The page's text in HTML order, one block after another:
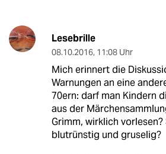
Lesebrille
08.10.2016, 11:08 Uhr
Mich erinnert die
Warnungen an eine
70ern: darf man Kindern
aus der
Grimm, wirklich
blutrünstig und gruselig?